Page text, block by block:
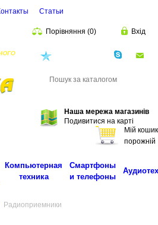
Cтатьи
Порівняння (0) Вхід
Наша мережа магазинів
Подивитися на карті
Мій кошик
порожній
Компьютерная
техника
Смартфоны
и телефоны
Радиоприемники